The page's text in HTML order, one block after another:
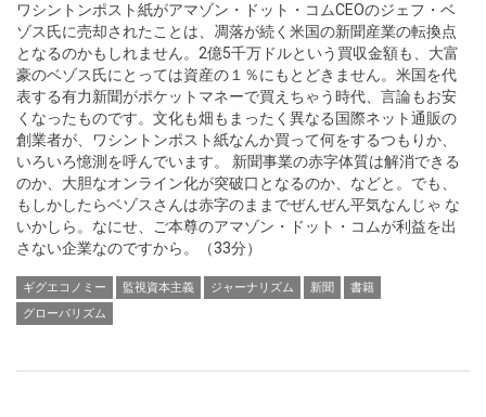
ワシントンポスト紙がアマゾン・ドット・コムCEOのジェフ・ベ
ゾス氏に売却されたことは、凋落が続く米国の新聞産業の転換点
となるのかもしれません。2億5千万ドルという買収金額も、大富
豪のベゾス氏にとっては資産の１％にもとどきません。米国を代
表する有力新聞がポケットマネーで買えちゃう時代、言論もお安
くなったものです。文化も畑もまったく異なる国際ネット通販の
創業者が、ワシントンポスト紙なんか買って何をするつもりか、
いろいろ憶測を呼んでいます。 新聞事業の赤字体質は解消できる
のか、大胆なオンライン化が突破口となるのか、などと。でも、
もしかしたらベゾスさんは赤字のままでぜんぜん平気なんじゃ な
いかしら。なにせ、ご本尊のアマゾン・ドット・コムが利益を出
さない企業なのですから。（33分）
ギグエコノミー 監視資本主義 ジャーナリズム 新聞
書籍
グローバリズム